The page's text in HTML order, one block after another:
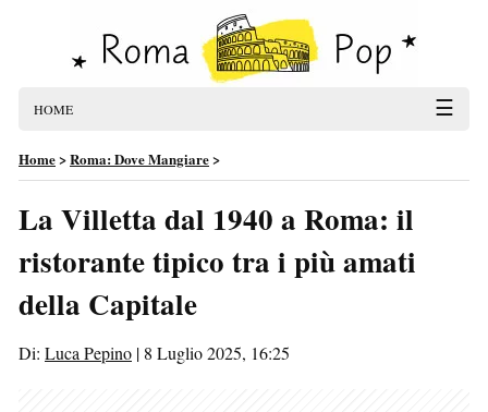
HOME ☰
Home>Roma: Dove Mangiare>
La Villetta dal 1940 a Roma: il
ristorante tipico tra i più amati
della Capitale
Di: Luca Pepino | 8 Luglio 2025, 16:25